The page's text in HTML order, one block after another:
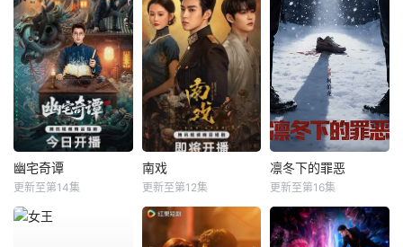
幽宅奇谭
更新至第14集
南戏
更新至第12集
凛冬下的罪恶
更新至第16集